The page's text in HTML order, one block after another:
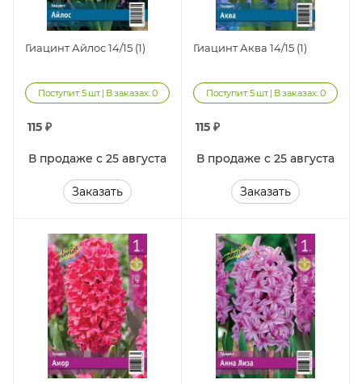
Гиацинт Айлос 14/15 (1)
Поступит: 5 шт. | В заказах: 0
115 ₽
В продаже с 25 августа
Заказать
Гиацинт Аква 14/15 (1)
Поступит: 5 шт. | В заказах: 0
115 ₽
В продаже с 25 августа
Заказать